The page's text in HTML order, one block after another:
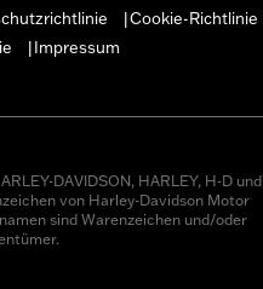
Cookie-Richtlinie
Impressum
DAVIDSON, HARLEY, H-D und
von Harley-Davidson Motor
sind Warenzeichen und/oder